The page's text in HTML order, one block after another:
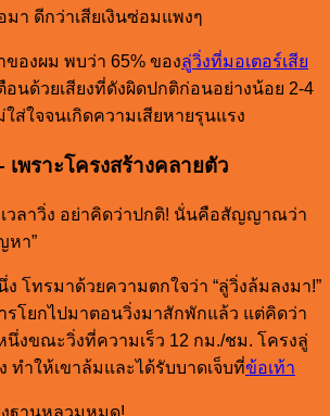
า ดีกว่าเสียเงินซ่อมแพงๆ
องผม พบว่า 65% ของลู่วิ่งที่มอเตอร์เสีย
นด้วยเสียงที่ดังผิดปกติก่อนอย่างน้อย 2-4
ส่ใจจนเกิดความเสียหายรุนแรง
เพราะโครงสร้างคลายตัว
เวลาวิ่ง อย่าคิดว่าปกติ! นั่นคือสัญญาณว่า
หา”
โทรมาด้วยความตกใจว่า “ลู่วิ่งล้มลงมา!”
รโยกไปมาตอนวิ่งมาสักพักแล้ว แต่คิดว่า
นึ่งขณะวิ่งที่ความเร็ว 12 กม./ชม. โครงลู่
ทำให้เขาล้มและได้รับบาดเจ็บที่ข้อเท้า